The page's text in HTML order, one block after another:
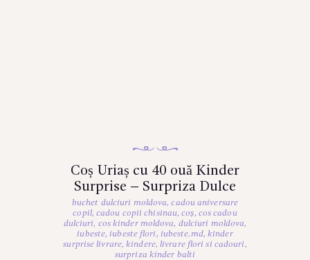
Coș Uriaș cu 40 ouă Kinder
Surprise – Surpriza Dulce
buchet dulciuri moldova,cadou aniversare
copil,cadou copii chisinau,coș, cos cadou
dulciuri, cos kinder moldova, dulciuri moldova,
iubeste, iubeste flori, iubeste.md, kinder
surprise livrare,kindere,livrare flori si cadouri,
surpriza kinder balti